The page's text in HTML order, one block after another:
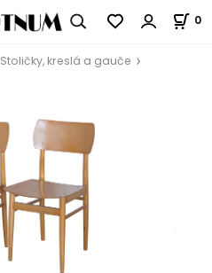
0
Stoličky, kreslá a gauče